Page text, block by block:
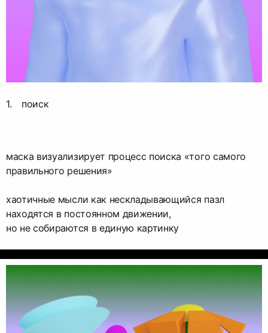
поиск
маска визуализирует процесс поиска «того самого
правильного решения»
хаотичные мысли как нескладывающийся пазл
находятся в постоянном движении,
но не собираются в единую картинку